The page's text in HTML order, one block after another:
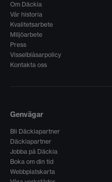
Om Däckia
Vår historia
Kvalitetsarbete
Miljöarbete
Press
Visselblåsarpolicy
Kontakta oss
Genvägar
Bli Däckiapartner
Däckiapartner
Jobba på Däckia
Boka om din tid
Webbplatskarta